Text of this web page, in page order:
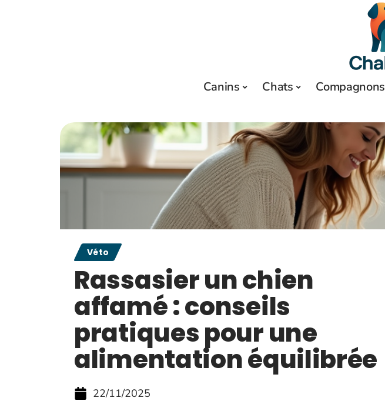
Canins Chats Compagnons
Véto
Rassasier un chien
affamé : conseils
pratiques pour une
alimentation équilibrée
22/11/2025